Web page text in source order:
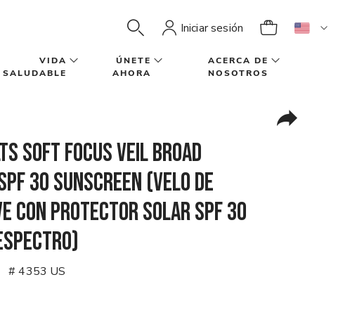
Iniciar sesión
VIDA
SALUDABLE
ÚNETE
AHORA
ACERCA DE
NOSOTROS
Soft Focus Veil Broad
30 Sunscreen (Velo de
con protector solar SPF 30
# 4353 US